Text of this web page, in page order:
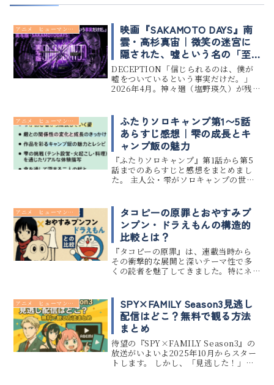
アニメ ヒューマンドラマ
映画『SAKAMOTO DAYS』南
雲・高杉真宙｜微笑の迷宮に
隠された、嘘という名の「至
高の誠実」
DECEPTION「信じられるのは、僕が
嘘をついているという事実だけだ。」
2026年4月。神々廻（塩野瑛久）が残
し、映画『SAKAMOTO DAYS』という
巨大なパズルは、休...
アニメ ヒューマンドラマ
ふたりソロキャンプ第1〜5話
あらすじ感想｜雫の成長とキ
ャンプ飯の魅力
『ふたりソロキャンプ』第1話から第5
話までのあらすじと感想をまとめまし
た。 主人公・雫がソロキャンプの世界
場するリアルで美味しそうなキャンプ
飯も視聴者を惹きつけています。...
アニメ ヒューマンドラマ
タコピーの原罪とおやすみプ
ンプン・ドラえもんの構造的
比較とは？
『タコピーの原罪』は、連載当時から
その衝撃的な展開と深いテーマ性で多
くの読者を魅了してきました。特にネ
れており、それぞれとの共通点や対比
が注目されています。本記事では、『タ
コ...
アニメ ヒューマンドラマ
SPY×FAMILY Season3見逃し
配信はどこ？無料で観る方法
まとめ
待望の『SPY×FAMILY Season3』の
放送がいよいよ2025年10月からスター
トします。 しかし、「見逃した！」と